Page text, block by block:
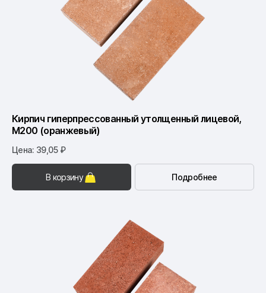
Кирпич гиперпрессованный утолщенный лицевой,
М200 (оранжевый)
Цена: 39,05 ₽
В корзину Подробнее